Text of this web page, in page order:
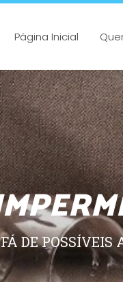
Página Inicial
DE